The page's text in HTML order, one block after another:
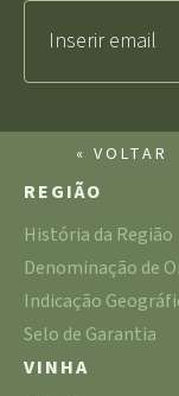
« VOLTAR
REGIÃO
História da Região
Denominação de
Indicação
Selo de Garantia
VINHA